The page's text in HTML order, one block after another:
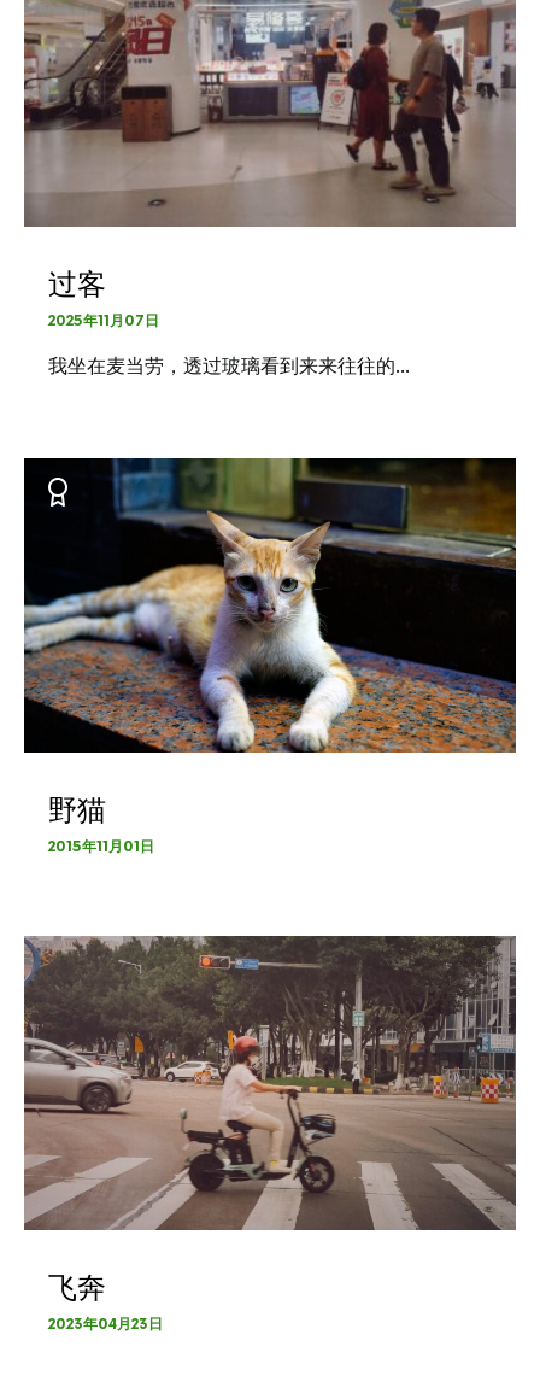
过客
2025年11月07日
我坐在麦当劳，透过玻璃看到来来往往的…
野猫
2015年11月01日
飞奔
2023年04月23日